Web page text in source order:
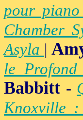
pour
Chamber
Asyla |
le Profond
Babbitt -
Knoxville :